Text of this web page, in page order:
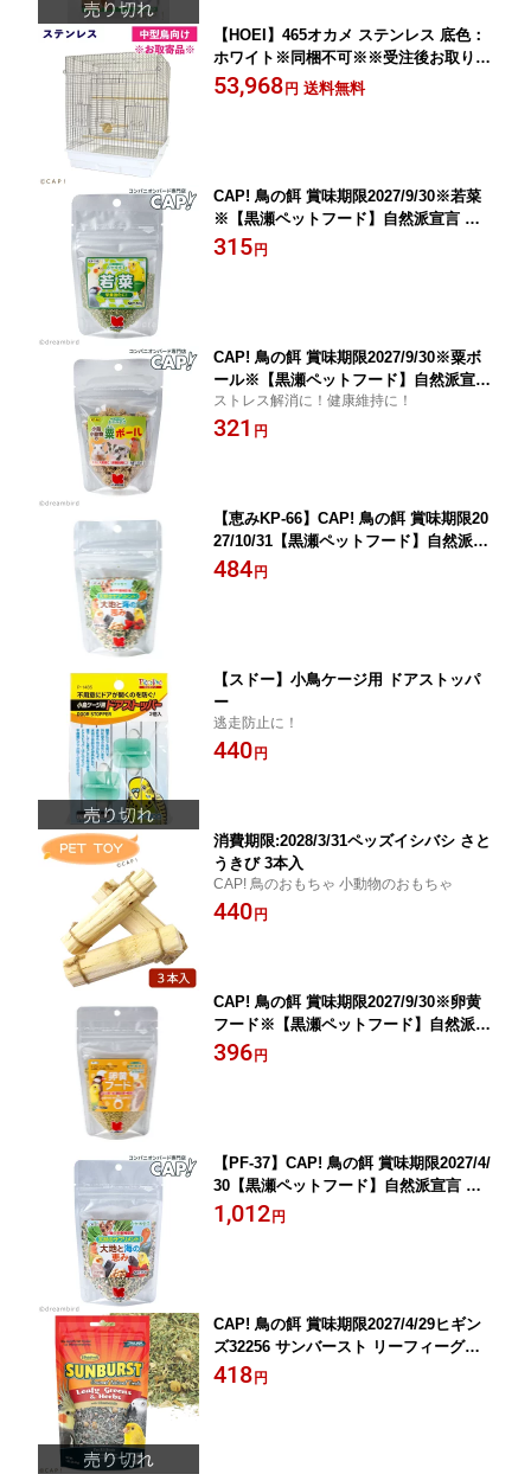
【HOEI】465オカメ ステンレス 底色：
ホワイト※同梱不可※※受注後お取り寄
せ品※
53,968円 送料無料
CAP! 鳥の餌 賞味期限2027/9/30※若菜
※【黒瀬ペットフード】自然派宣言 若
菜 50g
315円
CAP! 鳥の餌 賞味期限2027/9/30※粟ボ
ール※【黒瀬ペットフード】自然派宣言
粟ボール 20g
ストレス解消に！健康維持に！
321 円
【恵みKP-66】CAP! 鳥の餌 賞味期限20
27/10/31【黒瀬ペットフード】自然派宣
言 大地と海の恵み 30g
484円
【スドー】小鳥ケージ用 ドアストッパ
ー
逃走防止に！
440円
消費期限:2028/3/31ペッズイシバシ さと
うきび 3本入
CAP! 鳥のおもちゃ 小動物のおもちゃ
440円
CAP! 鳥の餌 賞味期限2027/9/30※卵黄
フード※【黒瀬ペットフード】自然派宣
言 卵黄フード 100g
396円
【PF-37】CAP! 鳥の餌 賞味期限2027/4/
30【黒瀬ペットフード】自然派宣言 大
地と海の恵み 80g
1,012円
CAP! 鳥の餌 賞味期限2027/4/29ヒギン
ズ32256 サンバースト リーフィーグリ
ーンズ＆ハーブ 1oz(28.35g)
418円